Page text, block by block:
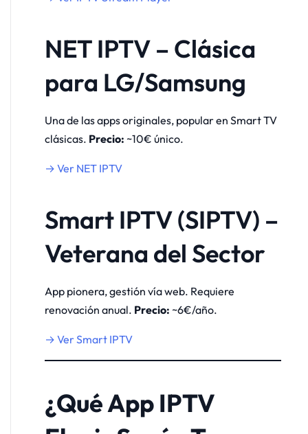
NET IPTV – Clásica
para LG/Samsung
Una de las apps originales, popular en Smart TV
clásicas. Precio: ~10€ único.
→ Ver NET IPTV
Smart IPTV (SIPTV) –
Veterana del Sector
App pionera, gestión vía web. Requiere
renovación anual. Precio: ~6€/año.
→ Ver Smart IPTV
¿Qué App IPTV